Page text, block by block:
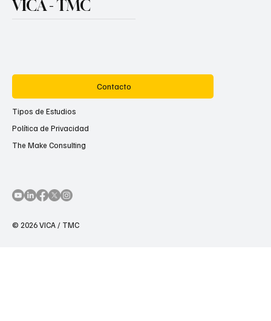
VICA - TMC
Contacto
Tipos de Estudios
Política de Privacidad
The Make Consulting
© 2026 VICA / TMC